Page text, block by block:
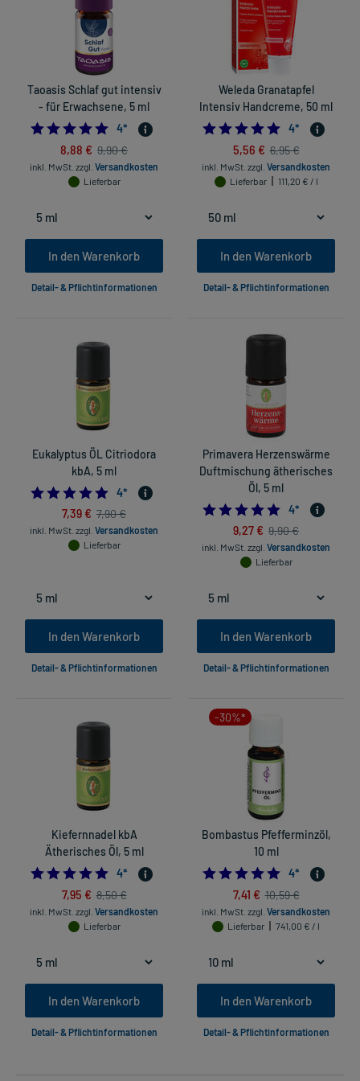
Taoasis Schlaf gut intensiv
- für Erwachsene, 5 ml
5.0
4*
8,88 € 9,90 €
inkl. MwSt. zzgl. Versandkosten
Lieferbar
In den Warenkorb
Detail- & Pflichtinformationen
Weleda Granatapfel
Intensiv Handcreme, 50 ml
5.0
4*
5,56 € 6,95 €
inkl. MwSt. zzgl. Versandkosten
Lieferbar
111,20 € / l
In den Warenkorb
Detail- & Pflichtinformationen
Eukalyptus ÖL Citriodora
kbA, 5 ml
5.0
4*
7,39 € 7,90 €
inkl. MwSt. zzgl. Versandkosten
Lieferbar
In den Warenkorb
Detail- & Pflichtinformationen
Primavera Herzenswärme
Duftmischung ätherisches
Öl, 5 ml
5.0
4*
9,27 € 9,90 €
inkl. MwSt. zzgl. Versandkosten
Lieferbar
In den Warenkorb
Detail- & Pflichtinformationen
Kiefernnadel kbA
Ätherisches Öl, 5 ml
5.0
4*
7,95 € 8,50 €
inkl. MwSt. zzgl. Versandkosten
Lieferbar
In den Warenkorb
Detail- & Pflichtinformationen
-30%*
Bombastus Pfefferminzöl,
10 ml
4.75
4*
7,41 € 10,59 €
inkl. MwSt. zzgl. Versandkosten
Lieferbar
741,00 € / l
In den Warenkorb
Detail- & Pflichtinformationen